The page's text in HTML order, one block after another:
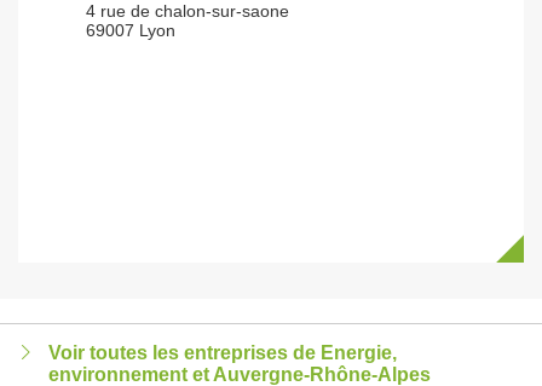
4 rue de chalon-sur-saone
69007 Lyon
Voir toutes les entreprises de Energie,
environnement et Auvergne-Rhône-Alpes